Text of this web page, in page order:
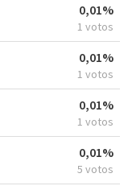
0,01%
1 votos
0,01%
1 votos
0,01%
1 votos
0,01%
5 votos